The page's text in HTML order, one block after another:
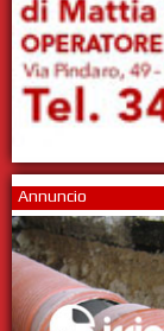
Annuncio